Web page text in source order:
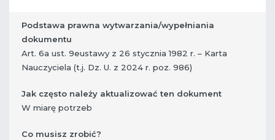
Podstawa prawna wytwarzania/wypełniania
dokumentu
Art. 6a ust. 9eustawy z 26 stycznia 1982 r. – Karta
Nauczyciela (t.j. Dz. U. z 2024 r. poz. 986)
Jak często należy aktualizować ten dokument
W miarę potrzeb
Co musisz zrobić?